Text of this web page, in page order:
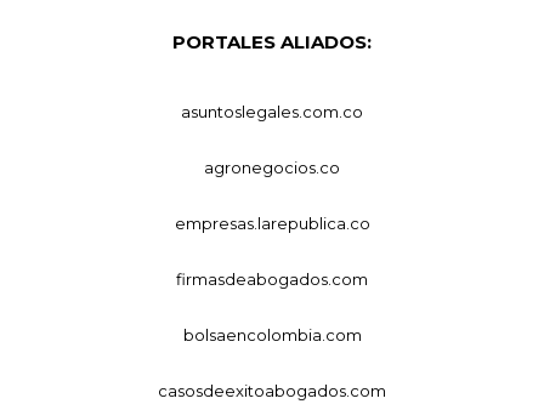
PORTALES ALIADOS:
asuntoslegales.com.co
agronegocios.co
empresas.larepublica.co
firmasdeabogados.com
bolsaencolombia.com
casosdeexitoabogados.com